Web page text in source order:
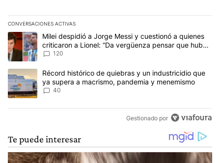
CONVERSACIONES ACTIVAS
Este listado muestra los artículos con más comentarios en los
Un artículo de tendencia con el título "Milei despidió a Jorge
Milei despidió a Jorge Messi y cuestionó a quienes
criticaron a Lionel: “Da vergüenza pensar que hubo
anti-Messi”
120
Un artículo de tendencia con el título "Récord histórico de
Récord histórico de quiebras y un industricidio que
ya supera a macrismo, pandemia y menemismo
40
Gestionado por